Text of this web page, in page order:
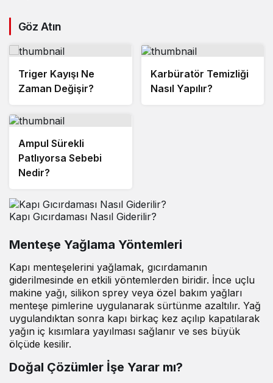
Göz Atın
Triger Kayışı Ne
Zaman Değişir?
Karbüratör Temizliği
Nasıl Yapılır?
Ampul Sürekli
Patlıyorsa Sebebi
Nedir?
Kapı Gıcırdaması Nasıl Giderilir?
Menteşe Yağlama Yöntemleri
Kapı menteşelerini yağlamak, gıcırdamanın
giderilmesinde en etkili yöntemlerden biridir. İnce uçlu
makine yağı, silikon sprey veya özel bakım yağları
menteşe pimlerine uygulanarak sürtünme azaltılır. Yağ
uygulandıktan sonra kapı birkaç kez açılıp kapatılarak
yağın iç kısımlara yayılması sağlanır ve ses büyük
ölçüde kesilir.
Doğal Çözümler İşe Yarar mı?